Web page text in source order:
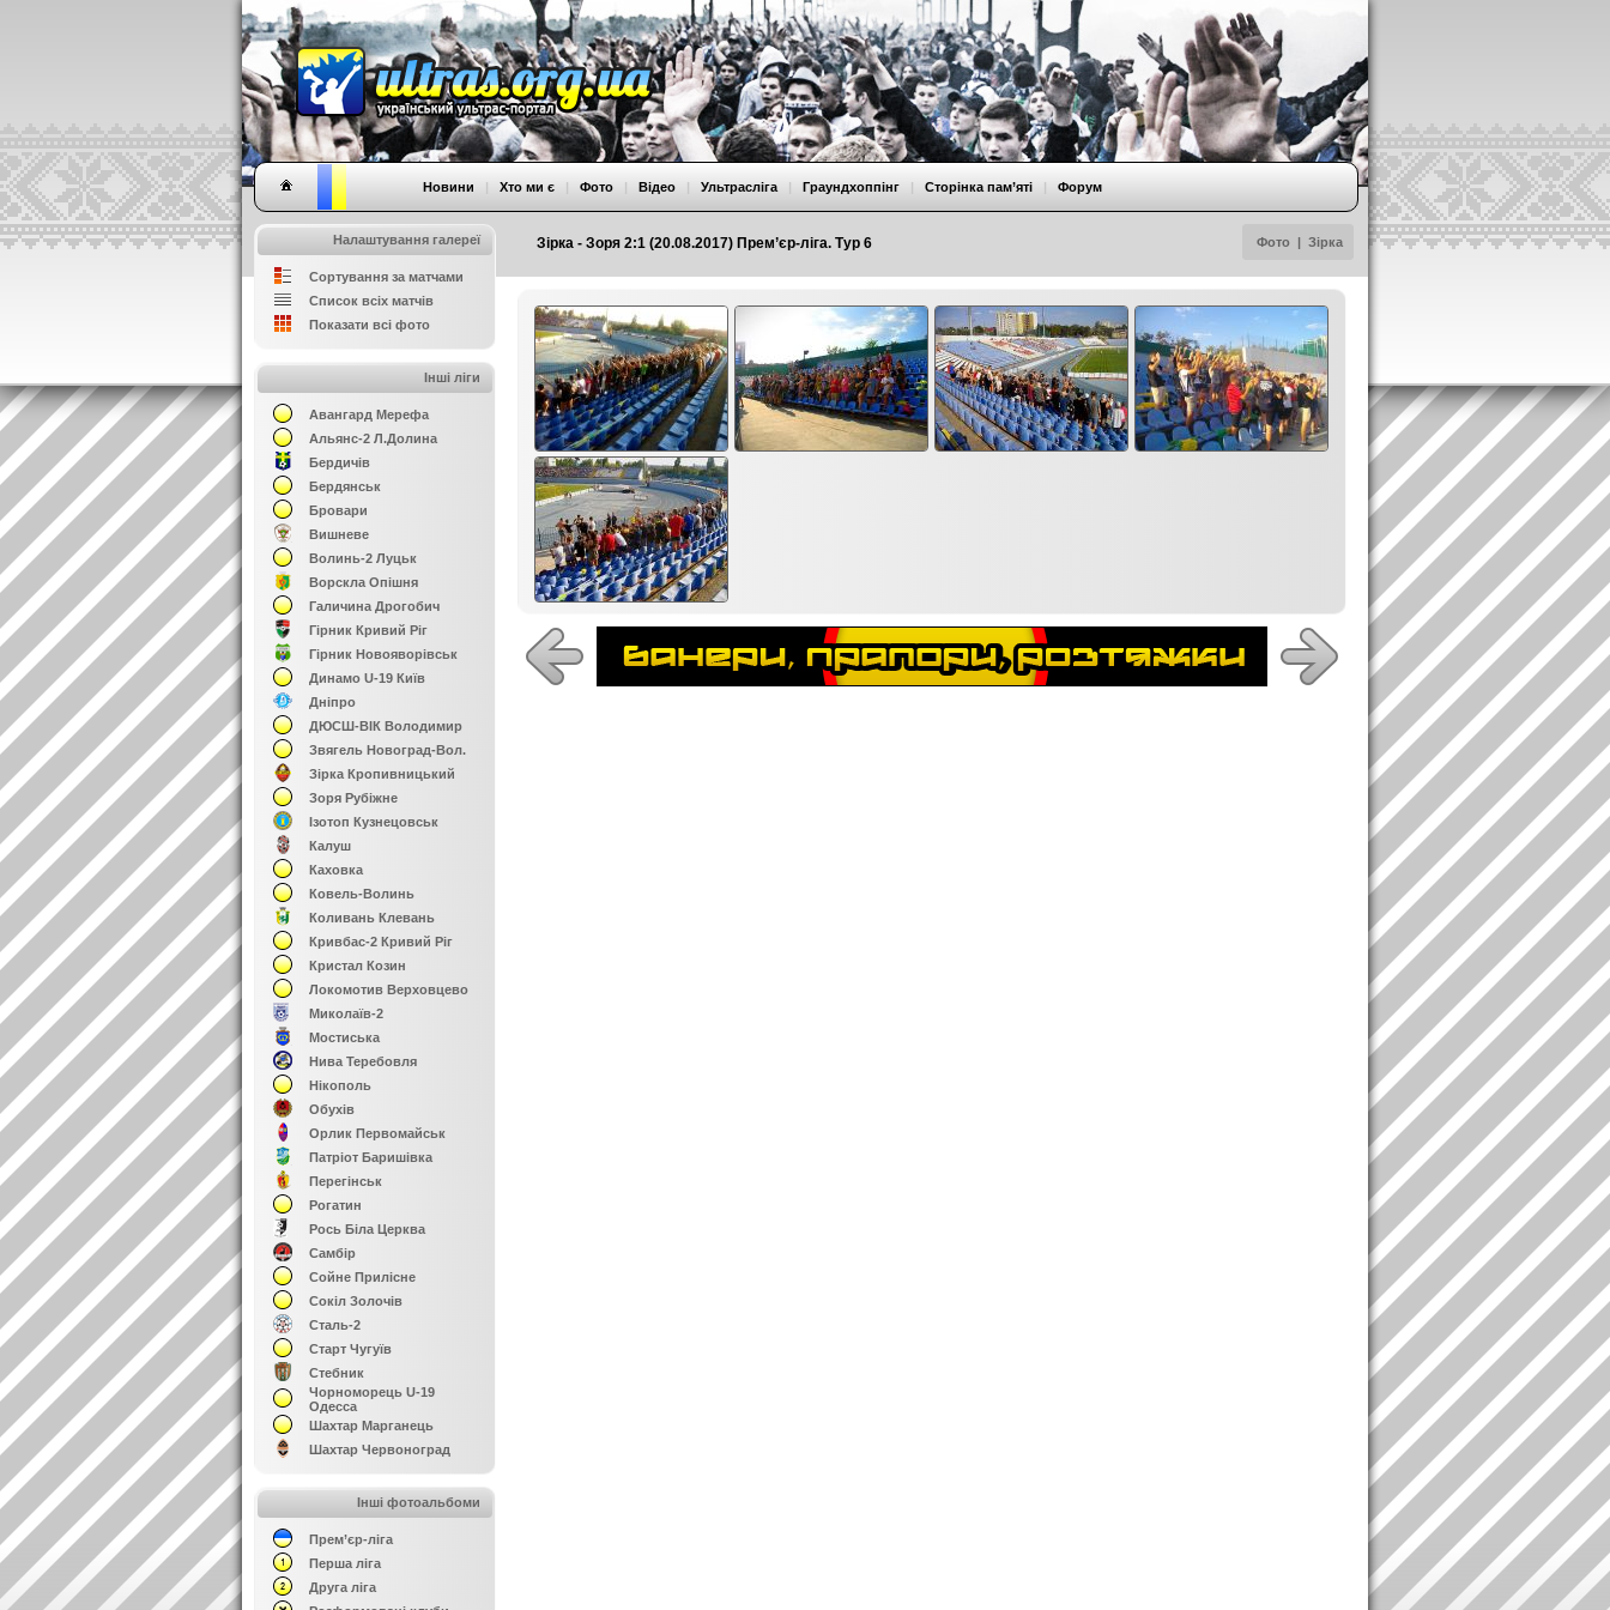
Зірка - Зоря 2:1 (20.08.2017) Прем’єр-ліга. Тур 6 Фото | Зірка
Новини | Хто ми є | Фото | Відео | Ультрасліга | Граундхоппінг | Сторінка пам’яті | Форум
Налаштування галереї
Сортування за матчами
Список всіх матчів
Показати всі фото
Інші ліги
Авангард Мерефа
Альянс-2 Л.Долина
Бердичів
Бердянськ
Бровари
Вишневе
Волинь-2 Луцьк
Ворскла Опішня
Галичина Дрогобич
Гірник Кривий Ріг
Гірник Новояворівськ
Динамо U-19 Київ
Дніпро
ДЮСШ-ВІК Володимир
Звягель Новоград-Вол.
Зірка Кропивницький
Зоря Рубіжне
Ізотоп Кузнецовськ
Калуш
Каховка
Ковель-Волинь
Коливань Клевань
Кривбас-2 Кривий Ріг
Кристал Козин
Локомотив Верховцево
Миколаїв-2
Мостиська
Нива Теребовля
Нікополь
Обухів
Орлик Первомайськ
Патріот Баришівка
Перегінськ
Рогатин
Рось Біла Церква
Самбір
Сойне Прилісне
Сокіл Золочів
Сталь-2
Старт Чугуїв
Стебник
Чорноморець U-19
Одесса
Шахтар Марганець
Шахтар Червоноград
Інші фотоальбоми
Прем’єр-ліга
Перша ліга
Друга ліга